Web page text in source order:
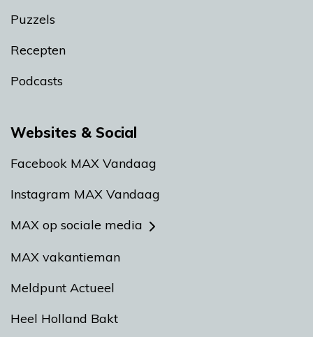
Puzzels
Recepten
Podcasts
Websites & Social
Facebook MAX Vandaag
Instagram MAX Vandaag
MAX op sociale media
MAX vakantieman
Meldpunt Actueel
Heel Holland Bakt